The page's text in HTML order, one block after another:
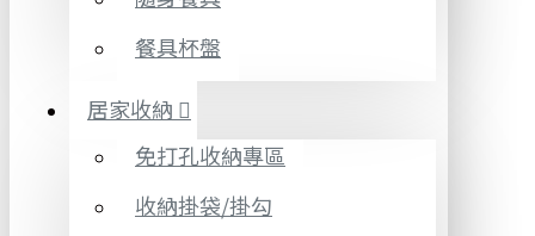
餐具杯盤
居家收納
免打孔收納專區
收納掛袋/掛勾